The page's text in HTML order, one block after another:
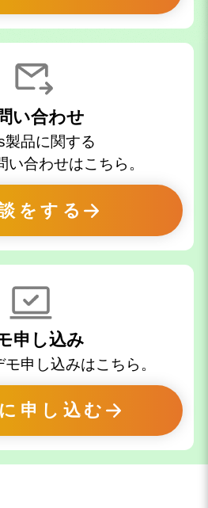
い合わせ
製品に関する
い合わせはこちら。
をする
申し込み
申し込みはこちら。
申し込む